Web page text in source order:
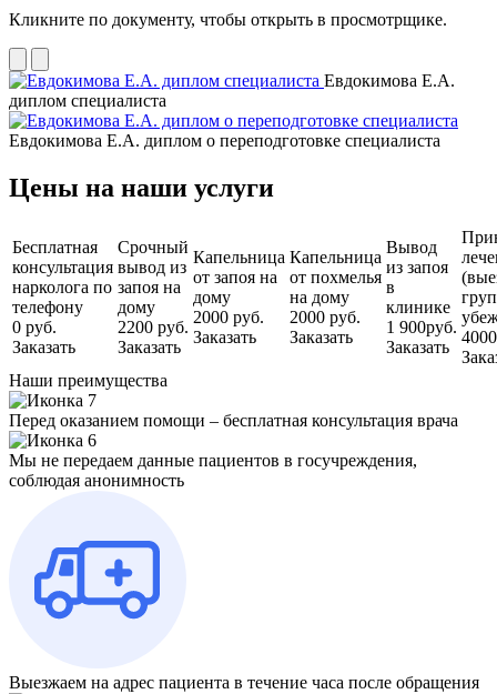
Кликните по документу, чтобы открыть в просмотрщике.
Евдокимова Е.А.
диплом специалиста
Евдокимова Е.А. диплом о переподготовке специалиста
Цены на наши услуги
Бесплатная
консультация
нарколога по
телефону
0 руб.
Заказать
Срочный
вывод из
запоя на
дому
2200 руб.
Заказать
Капельница
от запоя на
дому
2000 руб.
Заказать
Капельница
от похмелья
на дому
2000 руб.
Заказать
Вывод
из запоя
в
клинике
1 900руб.
Заказать
Наши преимущества
Перед оказанием помощи – бесплатная консультация врача
Мы не передаем данные пациентов в госучреждения,
соблюдая анонимность
Выезжаем на адрес пациента в течение часа после обращения